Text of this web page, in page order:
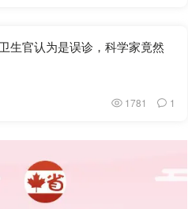
生官认为是误诊，科学家竟然
1781 1